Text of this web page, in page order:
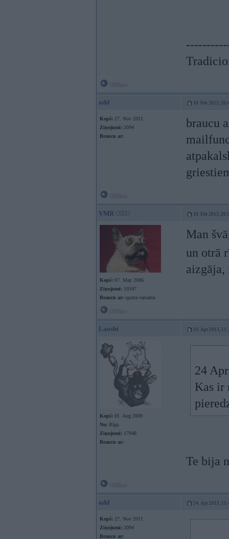
add 10. Feb 2013,
Kopš: 27. Nov 2011
Ziņojumi: 2094
Braucu ar:
braucu
VMR 10. Feb 2013,
Kopš: 07. May 2006
Ziņojumi: 10347
Braucu ar: sporta variantu
Man
un otrā
aizgāja,
Laoshi 24. Apr 2013,
Kopš: 01. Aug 2009
No: Rīga
Ziņojumi: 17948
Braucu ar:
24
Kas ir
Te bija
add 24. Apr 2013,
Kopš: 27. Nov 2011
Ziņojumi: 2094
Braucu ar: